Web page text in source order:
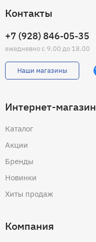
Контакты
+7 (928) 846-05-35
ежедневно с 9.00 до 18.00
Наши магазины
Интернет-магазин
Каталог
Акции
Бренды
Новинки
Хиты продаж
Компания